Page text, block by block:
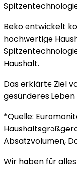
Beko entwickelt
hochwertige
Haushalt.
Das erklärte Ziel
gesünderes
*Quelle:
Absatzvolumen,
Wir haben für